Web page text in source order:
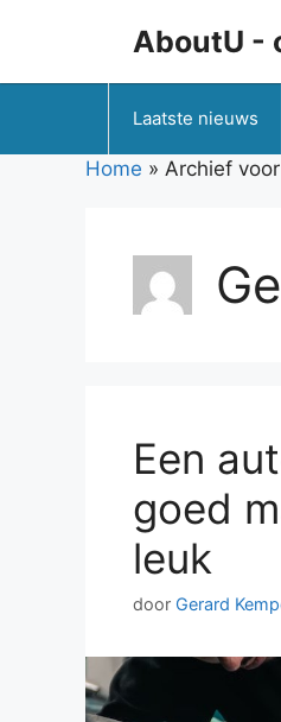
AboutU -
Laatste nieuws
Home » Archief
Een
goed
leuk
door Gerard